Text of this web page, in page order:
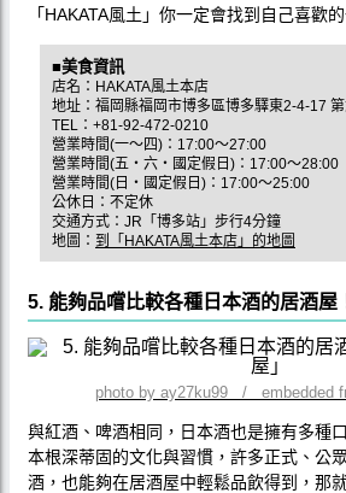
「HAKATA風土」你一定會找到自己喜歡
■美食資訊
店名：HAKATA風土本店
地址：福岡縣福岡市博多區博多驛東2-4-17
TEL：+81-92-472-0210
營業時間(一〜四)：17:00〜27:00
營業時間(五‧六‧國定假日)：17:00〜28:00
營業時間(日‧國定假日)：17:00〜25:00
公休日：不定休
交通方式：JR「博多站」步行4分鐘
地圖： 到「HAKATA風土本店」的地圖
5. 能夠品嚐比較各種日本酒的居酒屋
photo by ay27ku99 / embedded
與紅酒、啤酒相同，日本酒也是擁有多種
本根深蒂固的文化與習慣，許多正式、公
酒，也能夠在居酒屋中輕鬆品飲得到，那